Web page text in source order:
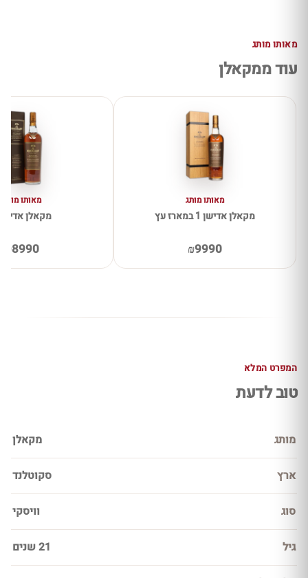
מאותו מותג
עוד ממקאלן
מאותו מותג
מקאלן אדישן 1 במארז עץ
₪9990
מאותו מותג
מקאלן אדישן
₪8990
המפרט המלא
טוב לדעת
מותג מקאלן
ארץ סקוטלנד
סוג וויסקי
גיל 21 שנים